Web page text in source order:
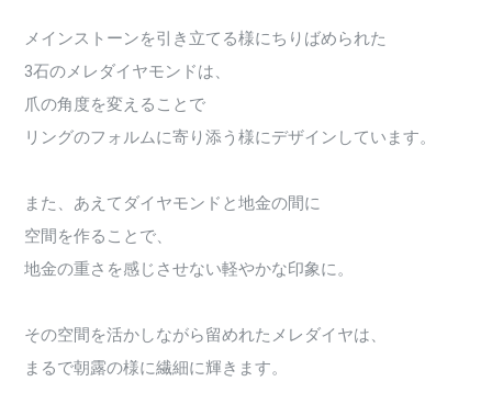
メインストーンを引き立てる様にちりばめられた
3石のメレダイヤモンドは、
爪の角度を変えることで
リングのフォルムに寄り添う様にデザインしています。
また、あえてダイヤモンドと地金の間に
空間を作ることで、
地金の重さを感じさせない軽やかな印象に。
その空間を活かしながら留めれたメレダイヤは、
まるで朝露の様に繊細に輝きます。